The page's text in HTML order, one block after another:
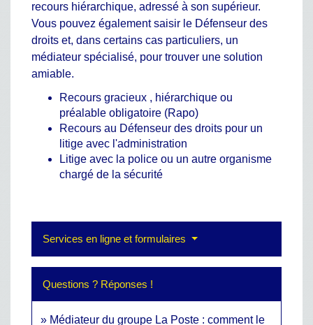
recours hiérarchique, adressé à son supérieur.
Vous pouvez également saisir le Défenseur des
droits et, dans certains cas particuliers, un
médiateur spécialisé, pour trouver une solution
amiable.
Recours gracieux , hiérarchique ou
préalable obligatoire (Rapo)
Recours au Défenseur des droits pour un
litige avec l'administration
Litige avec la police ou un autre organisme
chargé de la sécurité
Services en ligne et formulaires
Questions ? Réponses !
Médiateur du groupe La Poste : comment le